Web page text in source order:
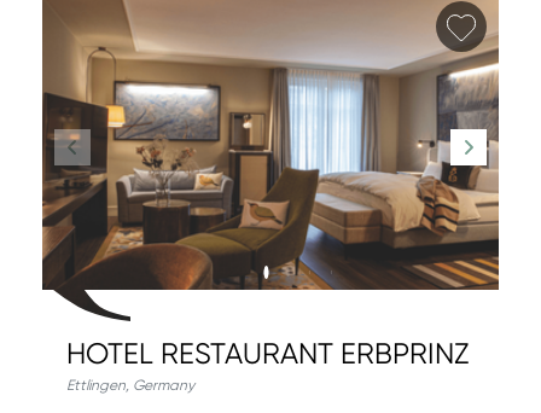
HOTEL RESTAURANT ERBPRINZ
Ettlingen, Germany